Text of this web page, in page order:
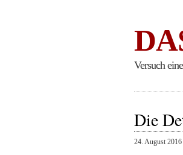
Versuch
Die
24. August 2016 |